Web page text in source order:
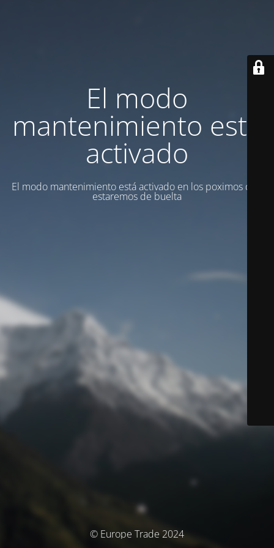
El modo
mantenimiento está
activado
El modo mantenimiento está activado en los poximos dias
estaremos de buelta
© Europe Trade 2024